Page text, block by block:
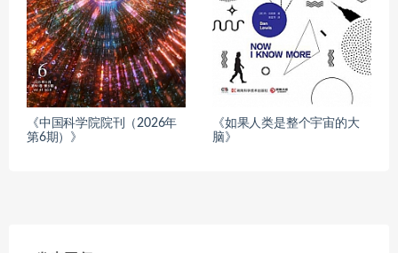
《中国科学院院刊（2026年
第6期）》
《如果人类是整个宇宙的大
脑》